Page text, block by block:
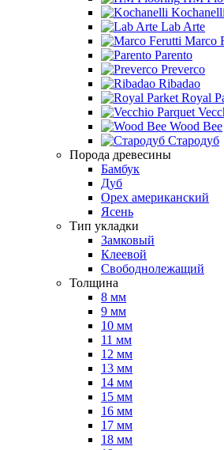
Kochanelli
Lab Arte
Marco
Parento
Preverco
Ribadao
Royal
Wood Bee
Стародуб
Порода древесины
Бамбук
Дуб
Орех американский
Ясень
Тип укладки
Замковый
Клеевой
Свободнолежащий
Толщина
8 мм
9 мм
10 мм
11 мм
12 мм
13 мм
14 мм
15 мм
16 мм
17 мм
18 мм